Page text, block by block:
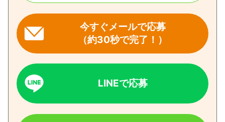
今すぐメールで応募
（約30秒で完了！）
LINEで応募